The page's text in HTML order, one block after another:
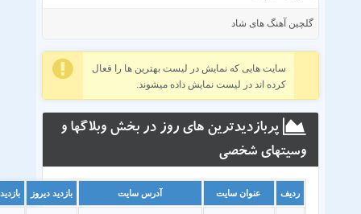
گلچین آهنگ های شاد
سایت هایی که نمایش در لیست بهترین ها را فعال
کرده اند در لیست نمایش داده میشوند.
پربازدیدترین های روز در بخش وبلاگها و
وسیتهای شخصی
ردیف عنوان سایت آدرس سایت بازدید دیروز